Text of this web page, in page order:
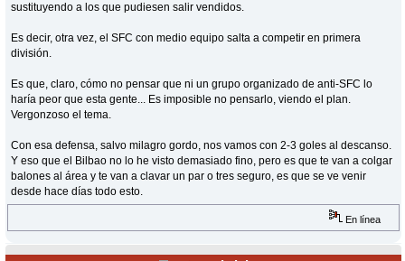
sustituyendo a los que pudiesen salir vendidos.
Es decir, otra vez, el SFC con medio equipo salta a competir en primera
división.
Es que, claro, cómo no pensar que ni un grupo organizado de anti-SFC lo
haría peor que esta gente... Es imposible no pensarlo, viendo el plan.
Vergonzoso el tema.
Con esa defensa, salvo milagro gordo, nos vamos con 2-3 goles al descanso.
Y eso que el Bilbao no lo he visto demasiado fino, pero es que te van a colgar
balones al área y te van a clavar un par o tres seguro, es que se ve venir
desde hace días todo esto.
En línea